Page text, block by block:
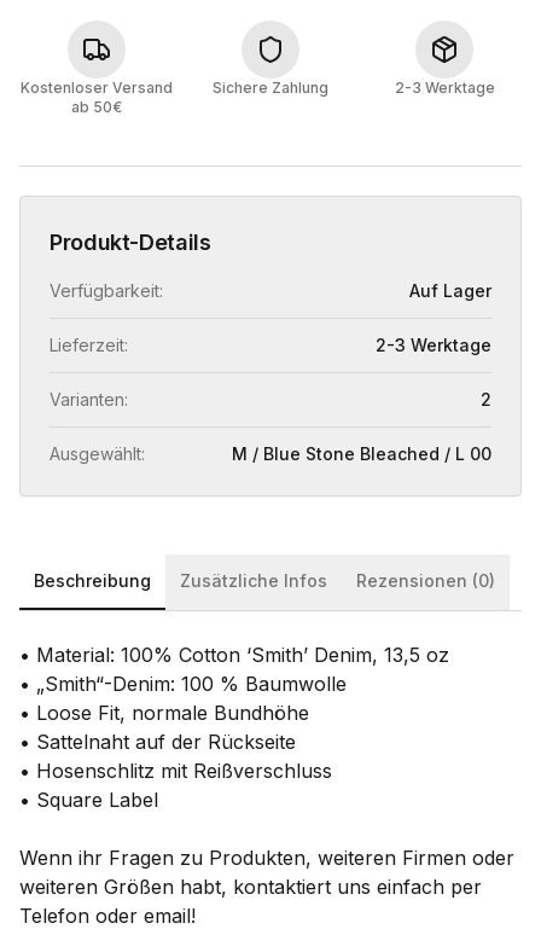
Kostenloser Versand
ab 50€
Sichere Zahlung 2-3 Werktage
Produkt-Details
Verfügbarkeit: Auf Lager
Lieferzeit: 2-3 Werktage
Varianten: 2
Ausgewählt: M / Blue Stone Bleached / L 00
Beschreibung Zusätzliche Infos Rezensionen (0)
• Material: 100% Cotton ‘Smith’ Denim, 13,5 oz
• „Smith“-Denim: 100 % Baumwolle
• Loose Fit, normale Bundhöhe
• Sattelnaht auf der Rückseite
• Hosenschlitz mit Reißverschluss
• Square Label
Wenn ihr Fragen zu Produkten, weiteren Firmen oder
weiteren Größen habt, kontaktiert uns einfach per
Telefon oder email!